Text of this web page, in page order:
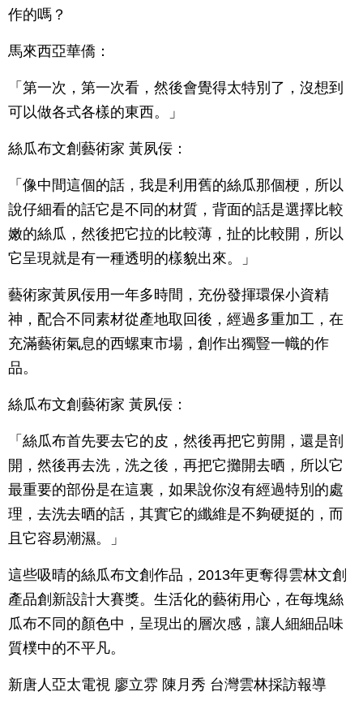
作的嗎？
馬來西亞華僑：
「第一次，第一次看，然後會覺得太特別了，沒想到
可以做各式各樣的東西。」
絲瓜布文創藝術家 黃夙佞：
「像中間這個的話，我是利用舊的絲瓜那個梗，所以
說仔細看的話它是不同的材質，背面的話是選擇比較
嫩的絲瓜，然後把它拉的比較薄，扯的比較開，所以
它呈現就是有一種透明的樣貌出來。」
藝術家黃夙佞用一年多時間，充份發揮環保小資精
神，配合不同素材從產地取回後，經過多重加工，在
充滿藝術氣息的西螺東市場，創作出獨豎一幟的作
品。
絲瓜布文創藝術家 黃夙佞：
「絲瓜布首先要去它的皮，然後再把它剪開，還是剖
開，然後再去洗，洗之後，再把它攤開去晒，所以它
最重要的部份是在這裏，如果說你沒有經過特別的處
理，去洗去晒的話，其實它的纖維是不夠硬挺的，而
且它容易潮濕。」
這些吸晴的絲瓜布文創作品，2013年更奪得雲林文創
產品創新設計大賽獎。生活化的藝術用心，在每塊絲
瓜布不同的顏色中，呈現出的層次感，讓人細細品味
質樸中的不平凡。
新唐人亞太電視 廖立雰 陳月秀 台灣雲林採訪報導